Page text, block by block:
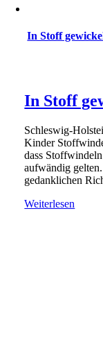
In Stoff
In Stoff
Schleswig-
Kinder
dass
aufwändig
gedanklichen
Weiterlesen